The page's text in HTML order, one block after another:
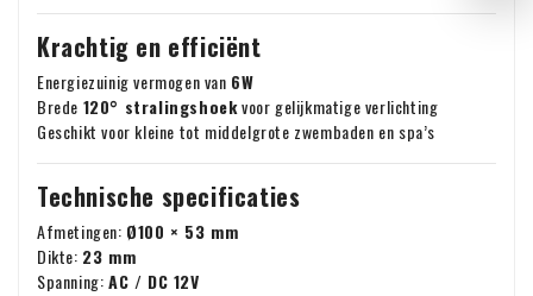
Neem dan even contact met ons op.
vrijblijvend contact opnemen via e-mail:
Krachtig en efficiënt
Energiezuinig vermogen van 6W
Brede 120° stralingshoekvoor gelijkmatige verlichting
Geschikt voor kleine tot middelgrote zwembaden en spa’s
Technische specificaties
Afmetingen: Ø100 × 53 mm
Dikte: 23 mm
Spanning:AC / DC 12V